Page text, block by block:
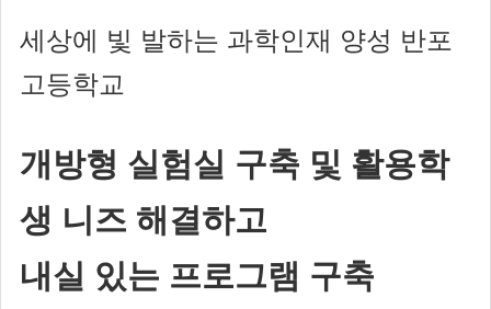
세상에 빛 발하는 과학인재 양성 반포
고등학교
개방형 실험실 구축 및 활용학
생 니즈 해결하고
내실 있는 프로그램 구축